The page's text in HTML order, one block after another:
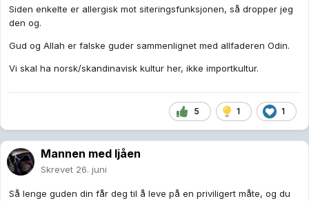
Siden enkelte er allergisk mot siteringsfunksjonen, så dropper jeg
den og.
Gud og Allah er falske guder sammenlignet med allfaderen Odin.
Vi skal ha norsk/skandinavisk kultur her, ikke importkultur.
5 1 1
Mannen med ljåen
Skrevet 26. juni
Så lenge guden din får deg til å leve på en priviligert måte, og du